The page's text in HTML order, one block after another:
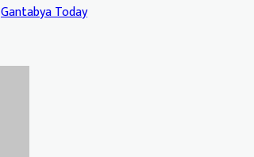
Gantabya Today